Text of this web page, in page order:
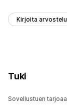
Kirjoita arvostelu
Tuki
Sovellustuen